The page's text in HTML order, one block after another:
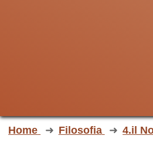
Home Filosofia 4.il